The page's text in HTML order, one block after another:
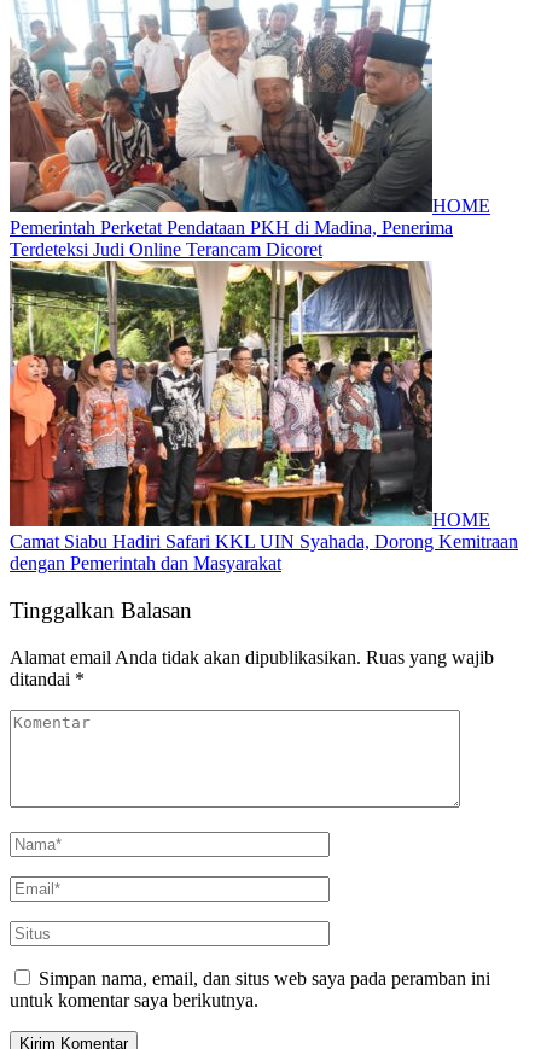
HOME
Pemerintah Perketat Pendataan PKH di Madina, Penerima
Terdeteksi Judi Online Terancam Dicoret
HOME
Camat Siabu Hadiri Safari KKL UIN Syahada, Dorong Kemitraan
dengan Pemerintah dan Masyarakat
Tinggalkan Balasan
Alamat email Anda tidak akan dipublikasikan. Ruas yang wajib
ditandai *
Simpan nama, email, dan situs web saya pada peramban ini
untuk komentar saya berikutnya.